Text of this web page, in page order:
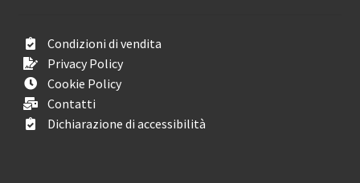
Condizioni di vendita
Privacy Policy
Cookie Policy
Contatti
Dichiarazione di accessibilità